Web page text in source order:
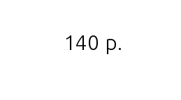
140 р.